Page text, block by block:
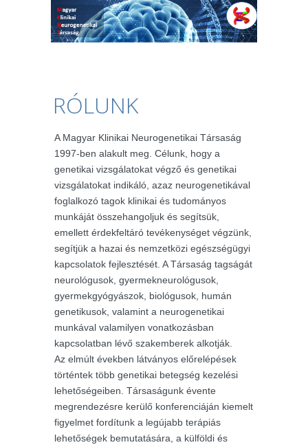
RÓLUNK
A Magyar Klinikai Neurogenetikai Társaság
1997-ben alakult meg. Célunk, hogy a
genetikai vizsgálatokat végző és genetikai
vizsgálatokat indikáló, azaz neurogenetikával
foglalkozó tagok klinikai és tudományos
munkáját összehangoljuk és segítsük,
emellett érdekfeltáró tevékenységet végzünk,
segítjük a hazai és nemzetközi egészségügyi
kapcsolatok fejlesztését. A Társaság tagságát
neurológusok, gyermekneurológusok,
gyermekgyógyászok, biológusok, humán
genetikusok, valamint a neurogenetikai
munkával valamilyen vonatkozásban
kapcsolatban lévő szakemberek alkotják.
Az elmúlt években látványos előrelépések
történtek több genetikai betegség kezelési
lehetőségeiben. Társaságunk évente
megrendezésre kerülő konferenciáján kiemelt
figyelmet fordítunk a legújabb terápiás
lehetőségek bemutatására, a külföldi és